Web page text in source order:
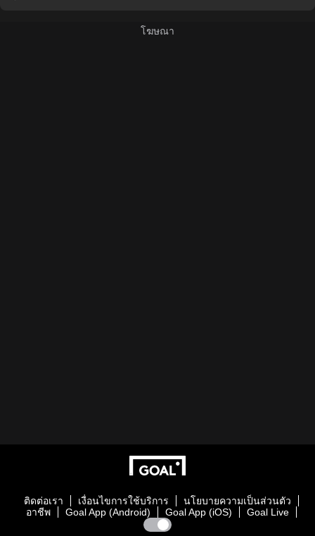
ติดต่อเรา เงื่อนไขการใช้บริการ
นโยบายความเป็นส่วนตัว
อาชีพ
Goal App (Android) Goal App (iOS) Goal Live